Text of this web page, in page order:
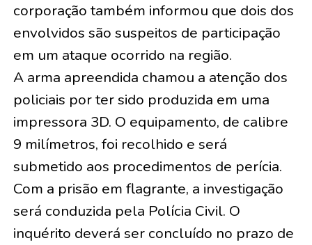
corporação também informou que dois dos
envolvidos são suspeitos de participação
em um ataque ocorrido na região.
A arma apreendida chamou a atenção dos
policiais por ter sido produzida em uma
impressora 3D. O equipamento, de calibre
9 milímetros, foi recolhido e será
submetido aos procedimentos de perícia.
Com a prisão em flagrante, a investigação
será conduzida pela Polícia Civil. O
inquérito deverá ser concluído no prazo de